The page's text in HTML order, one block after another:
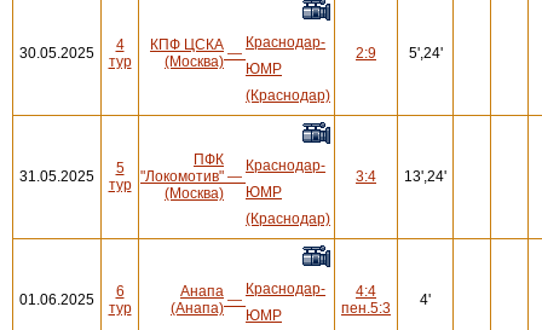
30.05.2025
4
тур
КПФ ЦСКА
(Москва) —
Краснодар-
ЮМР
(Краснодар)
2:9 5',24'
31.05.2025
5
тур
ПФК
"Локомотив"
(Москва)
—
Краснодар-
ЮМР
(Краснодар)
3:4 13',24'
01.06.2025
6
тур
Анапа
(Анапа) —
Краснодар-
ЮМР
4:4
пен.5:3
4'